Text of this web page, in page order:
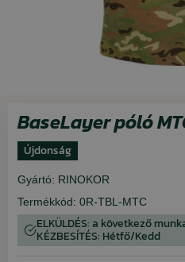
BaseLayer póló
Újdonság
Gyártó: RINOKOR
Termékkód: 0R-TBL-MTC
ELKÜLDÉS: a következő
KÉZBESÍTÉS: Hétfő/Kedd